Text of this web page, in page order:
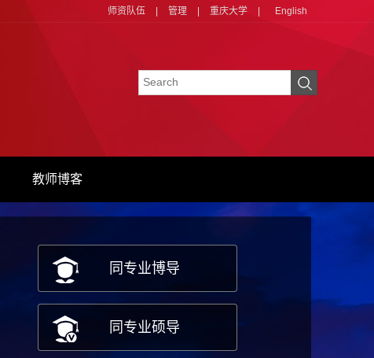
师资队伍 管理 重庆大学 English
教师博客
同专业博导
同专业硕导